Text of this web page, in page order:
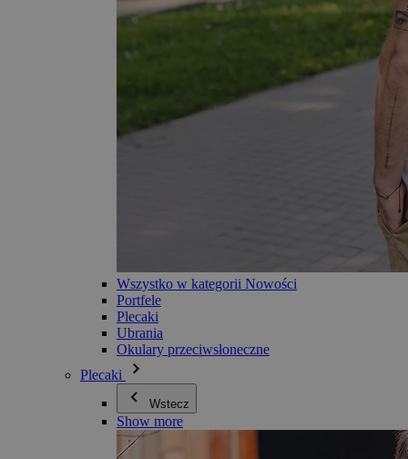
Wszystko w kategorii Nowości
Portfele
Plecaki
Ubrania
Okulary przeciwsłoneczne
Plecaki
Wstecz
Show more